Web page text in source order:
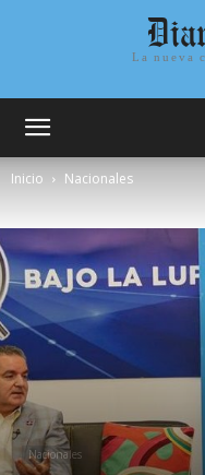
La nueva
Inicio Nacionales
Nacionales